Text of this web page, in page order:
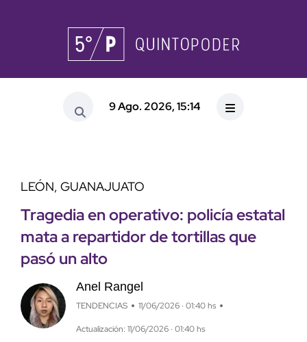
9 Ago. 2026, 15:14
LEÓN, GUANAJUATO
Tragedia en operativo: policía estatal
mata a repartidor de tortillas que
pasó un alto
Anel Rangel
TENDENCIAS 11/06/2026 · 01:40 hs
Actualización: 11/06/2026 · 01:40 hs